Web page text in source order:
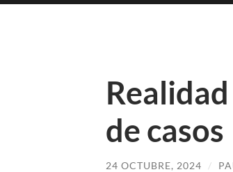
de casos
24 OCTUBRE, 2024 /